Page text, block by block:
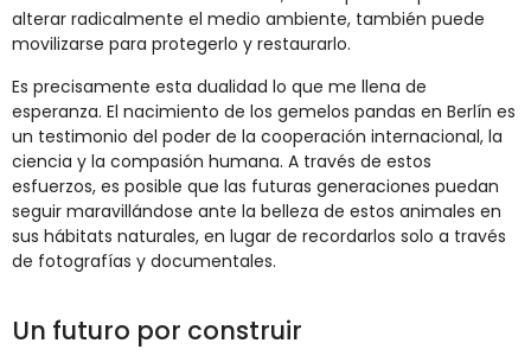
alterar radicalmente el medio ambiente, también puede
movilizarse para protegerlo y restaurarlo.
Es precisamente esta dualidad lo que me llena de
esperanza. El nacimiento de los gemelos pandas en Berlín es
un testimonio del poder de la cooperación internacional, la
ciencia y la compasión humana. A través de estos
esfuerzos, es posible que las futuras generaciones puedan
seguir maravillándose ante la belleza de estos animales en
sus hábitats naturales, en lugar de recordarlos solo a través
de fotografías y documentales.
Un futuro por construir